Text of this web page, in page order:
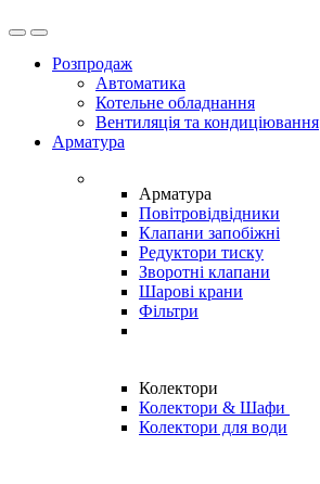
OpenClose
Розпродаж
Автоматика
Котельне обладнання
Вентиляція та кондиціювання
Арматура
Арматура
Повітровідвідники
Клапани запобіжні
Редуктори тиску
Зворотні клапани
Шарові крани
Фільтри
Колектори
Колектори & Шафи
Колектори для води